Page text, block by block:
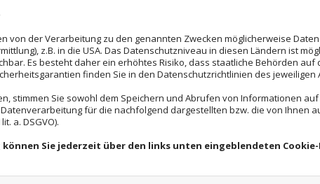
UNSER TEAM
Präzision und kreatives Design.
Handwerker Ihre Visionen meisterhaft zum
schaffen einzigartige Wohn- und Arbeitswelten für
von der Verarbeitung zu den genannten Zwecken möglicherweise
z.B. in die USA. Das Datenschutzniveau in diesen Ländern ist
Es besteht daher ein erhöhtes Risiko, dass staatliche Behörden
finden Sie in den Datenschutzrichtlinien des jeweiligen
stimmen Sie sowohl dem Speichern und Abrufen von Informationen
für die nachfolgend dargestellten bzw. die von Ihnen
a. DSGVO).
Sie jederzeit über den links unten eingeblendeten